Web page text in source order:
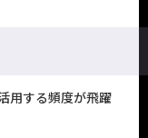
用する頻度が飛躍